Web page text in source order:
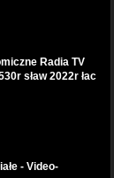
Radia TV
sław 2022r łac
- Video-